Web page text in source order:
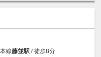
線藤並駅 / 徒歩8分